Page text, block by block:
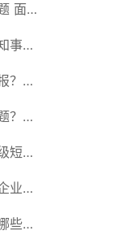
面
事项
？强
？企
短期
业的
些形